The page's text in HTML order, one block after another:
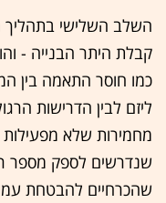
השלב השלישי
קבלת היתר הבנייה -
כמו חוסר התאמה בין
ליזם לבין הדרישות
מחמירות שלא מפעילות
שנדרשים לספק מספר
שהכרחיים להבטחת